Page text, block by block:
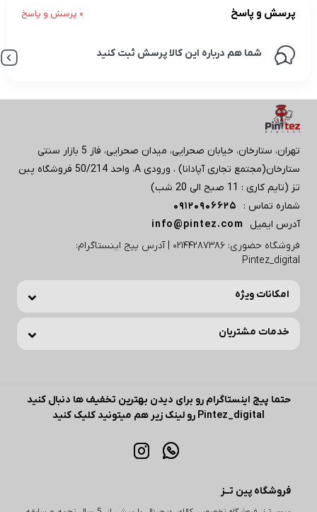
پرسش و پاسخ 0 پرسش و پاسخ
شما هم درباره این کالا پرسش ثبت کنید
تهران، ستارخان، خیابان صحرایی، میدان صحرایی، فاز 5 بازار سنتی
ستارخان(مجتمع تجاری آپادانا) ، ورودی A، واحد 50/214 فروشگاه پبن
تز (تایم کاری : 11 صبح الی 20 شب)
شماره تماس :
09120906625
آدرس ایمیل
info@pintez.com
فروشگاه حضوری: 02144287386 | آدرس پیج اینستاگرام:
Pintez_digital
امکانات ویژه
خدمات مشتریان
حتما پیج اینستاگرام رو برای دیدن بهترین تخفیف ها دنبال کنید
Pintez_digital رو لینک زیر هم میتونید کلیک کنید
فروشگاه پین تــز